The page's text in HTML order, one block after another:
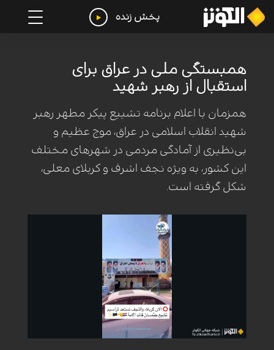
پخش زنده
همبستگی ملی در عراق برای
استقبال از رهبر شهید
همزمان با اعلام برنامه تشییع پیکر مطهر رهبر
شهید انقلاب اسلامی در عراق، موج عظیم و
بی‌نظیری از آمادگی مردمی در شهرهای مختلف
این کشور، به ویژه نجف اشرف و کربلای معلی،
شکل گرفته است.